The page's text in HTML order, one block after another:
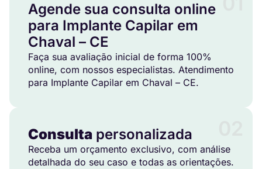
Agende sua consulta online
para Implante Capilar em
Chaval – CE
Faça sua avaliação inicial de forma 100%
online, com nossos especialistas. Atendimento
para Implante Capilar em Chaval – CE.
Consulta personalizada
Receba um orçamento exclusivo, com análise
detalhada do seu caso e todas as orientações.